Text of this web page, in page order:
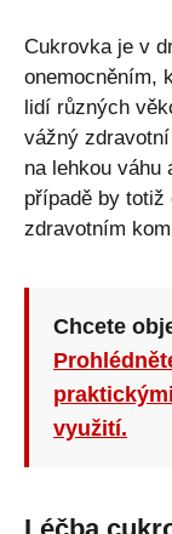
Cukrovka je v
onemocněním,
lidí různých
vážný
na lehkou váhu
případě by
zdravotním
Chcete
využití.